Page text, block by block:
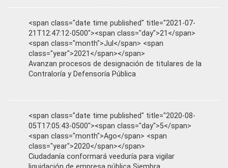
<span class="date time published" title="2021-07-
21T12:47:12-0500"><span class="day">21</span>
<span class="month">Jul</span> <span
class="year">2021</span></span>
Avanzan procesos de designación de titulares de la
Contraloría y Defensoría Pública
<span class="date time published" title="2020-08-
05T17:05:43-0500"><span class="day">5</span>
<span class="month">Ago</span> <span
class="year">2020</span></span>
Ciudadanía conformará veeduría para vigilar